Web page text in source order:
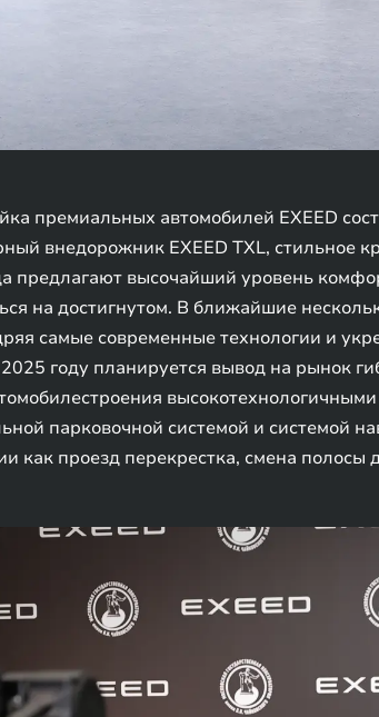
премиальных автомобилей EXEED
внедорожник EXEED TXL, стильное
предлагают высочайший уровень
на достигнутом. В ближайшие
самые современные технологии и
году планируется вывод на рынок
парковочной системой и системой
как проезд перекрестка, смена полосы